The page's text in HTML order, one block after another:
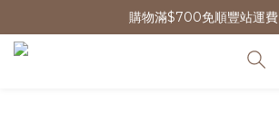
購物滿$700免順豐站運費